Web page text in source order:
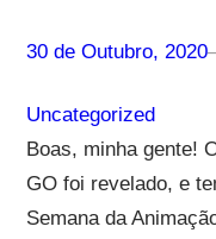
30 de Outubro, 2020
Uncategorized
Boas, minha gente!
GO foi revelado, e
Semana da